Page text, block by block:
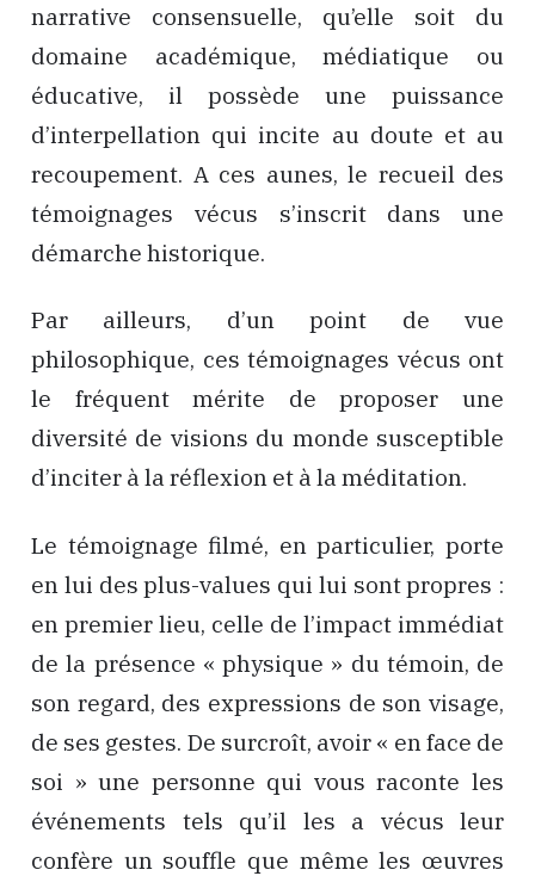
narrative consensuelle, qu’elle soit du
domaine académique, médiatique ou
éducative, il possède une puissance
d’interpellation qui incite au doute et au
recoupement. A ces aunes, le recueil des
témoignages vécus s’inscrit dans une
démarche historique.
Par ailleurs, d’un point de vue
philosophique, ces témoignages vécus ont
le fréquent mérite de proposer une
diversité de visions du monde susceptible
d’inciter à la réflexion et à la méditation.
Le témoignage filmé, en particulier, porte
en lui des plus-values qui lui sont propres :
en premier lieu, celle de l’impact immédiat
de la présence « physique » du témoin, de
son regard, des expressions de son visage,
de ses gestes. De surcroît, avoir « en face de
soi » une personne qui vous raconte les
événements tels qu’il les a vécus leur
confère un souffle que même les œuvres